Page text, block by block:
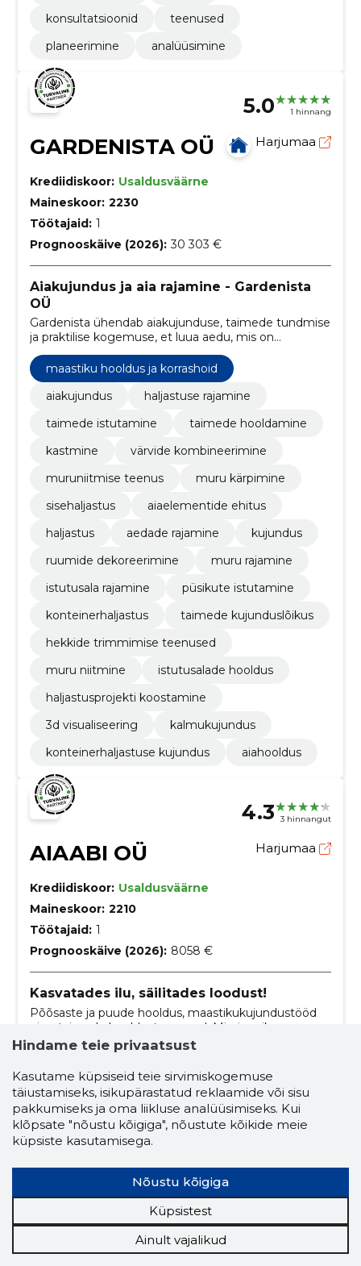
konsultatsioonid
teenused
planeerimine
analüüsimine
5.0 1 hinnang
GARDENISTA OÜ Harjumaa
Krediidiskoor: Usaldusväärne
Maineskoor: 2230
Töötajaid: 1
Prognooskäive (2026): 30 303 €
Aiakujundus ja aia rajamine - Gardenista
OÜ
Gardenista ühendab aiakujunduse, taimede tundmise
ja praktilise kogemuse, et luua aedu, mis on
pikaealised, hoolduses loogilised ning kooskõlas
ümbritsevaga.
maastiku hooldus ja korrashoid
aiakujundus
haljastuse rajamine
taimede istutamine
taimede hooldamine
kastmine
värvide kombineerimine
muruniitmise teenus
muru kärpimine
sisehaljastus
aiaelementide ehitus
haljastus
aedade rajamine
kujundus
ruumide dekoreerimine
muru rajamine
istutusala rajamine
püsikute istutamine
konteinerhaljastus
taimede kujunduslõikus
hekkide trimmimise teenused
muru niitmine
istutusalade hooldus
haljastusprojekti koostamine
3d visualiseering
kalmukujundus
konteinerhaljastuse kujundus
aiahooldus
4.3 3 hinnangut
AIAABI OÜ Harjumaa
Krediidiskoor: Usaldusväärne
Maineskoor: 2210
Töötajaid: 1
Prognooskäive (2026): 8058 €
Kasvatades ilu, säilitades loodust!
Põõsaste ja puude hooldus, maastikukujundustööd
ning taimede hooldusteenused. Missiooniks on
panustada aktiivselt planeedi jätkusuutlikkusse.
põõsaste ja puude hooldus
haljastustööd
taimehooldus
arboristi teenused
keskkonnasõbralik haljastus
professionaalsed haljastustööd
põõsaste hooldusteenused
puuhoolduse spetsialistid
taimede hoolduse eksperdid
Hindame teie privaatsust
Kasutame küpsiseid teie sirvimiskogemuse
täiustamiseks, isikupärastatud reklaamide või sisu
pakkumiseks ja oma liikluse analüüsimiseks. Kui
klõpsate "nõustu kõigiga", nõustute kõikide meie
küpsiste kasutamisega.
Nõustu kõigiga
Küpsistest
Ainult vajalikud